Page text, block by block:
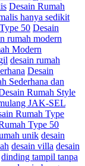
Desain Rumah
hanya sedikit
50 Desain
rumah modern
Modern
desain rumah
Desain
Sederhana dan
Rumah Style
JAK-SEL
Rumah Type
Type 50
unik desain
desain villa desain
dinding tampil tanpa